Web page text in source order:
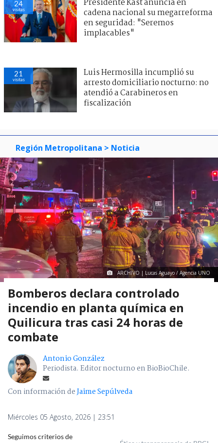
24
visitas
Presidente Kast anuncia en
cadena nacional su megarreforma
en seguridad: "Seremos
implacables"
21
visitas
Luis Hermosilla incumplió su
arresto domiciliario nocturno: no
atendió a Carabineros en
fiscalización
Región Metropolitana > Noticia
ARCHIVO | Lucas Aguayo / Agencia UNO
Bomberos declara controlado
incendio en planta química en
Quilicura tras casi 24 horas de
combate
Antonio González
Periodista. Editor nocturno en BioBioChile.
Con información deJaime Sepúlveda
Miércoles 05 Agosto, 2026 | 23:51
Seguimos criterios de